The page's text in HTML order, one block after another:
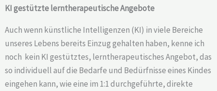
KI gestützte lerntherapeutische Angebote
Auch wenn künstliche Intelligenzen (KI) in viele Bereiche
unseres Lebens bereits Einzug gehalten haben, kenne ich
noch kein KI gestütztes, lerntherapeutisches Angebot, das
so individuell auf die Bedarfe und Bedürfnisse eines Kindes
eingehen kann, wie eine im 1:1 durchgeführte, direkte